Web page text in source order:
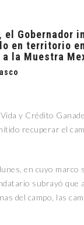
Gobernador
en territorio
la Muestra
Vida y Crédito
recuperar el
en cuyo
subrayó
del campo, las